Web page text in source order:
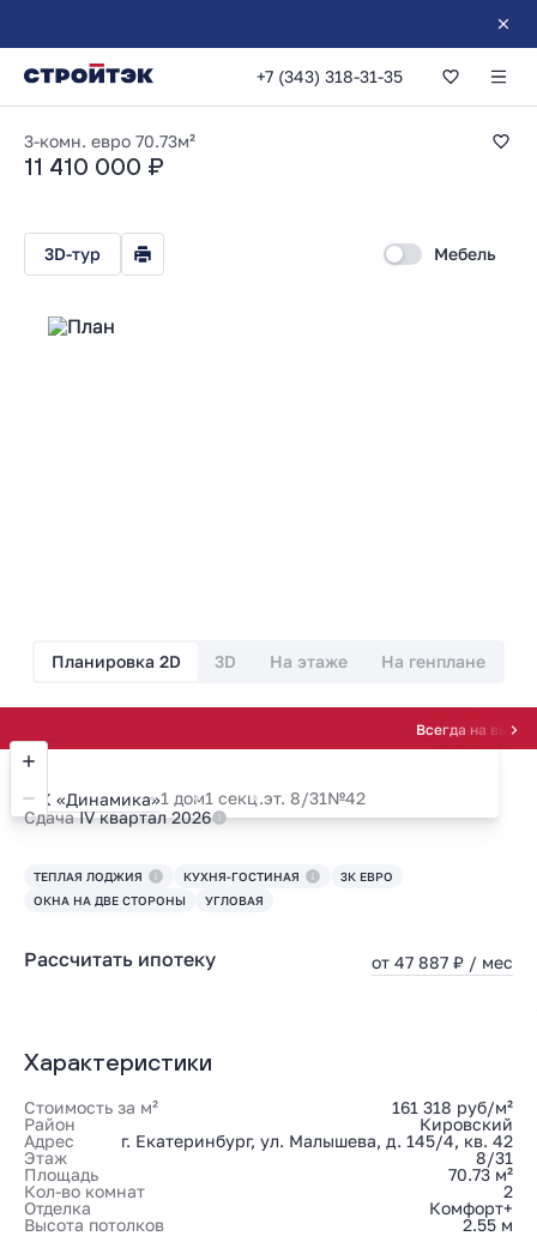
+7 (343) 318-31-35
2-комнатная
3-комн. евро 70.73м²
11 410 000 ₽
Всегда на высоте!
3D-тур Мебель
Планировка 2D 3D На этаже На генплане
ЖК «Динамика»1 дом1 секц.эт. 8/31№42
СдачаIV квартал 2026
ТЕПЛАЯ ЛОДЖИЯ КУХНЯ-ГОСТИНАЯ
3К ЕВРО
ОКНА НА ДВЕ СТОРОНЫ
УГЛОВАЯ
Рассчитать ипотеку от 47 887 ₽ / мес
Характеристики
Стоимость за м²
161 318 руб/м²
Район
Кировский
Адрес
г. Екатеринбург, ул. Малышева, д. 145/4, кв. 42
Этаж
8/31
Площадь
70.73 м²
Кол-во комнат
2
Отделка
Комфорт+
Высота потолков
2.55 м